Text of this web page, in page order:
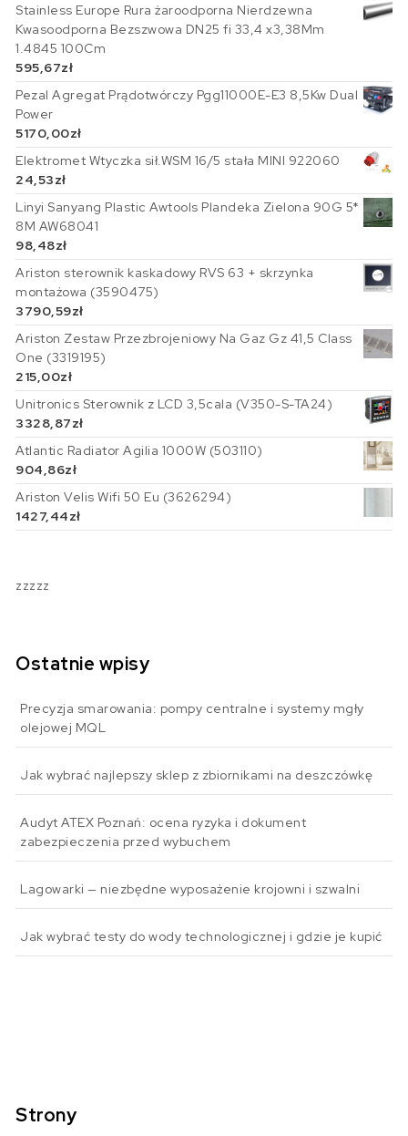
Stainless Europe Rura żaroodporna Nierdzewna
Kwasoodporna Bezszwowa DN25 fi 33,4 x3,38Mm
1.4845 100Cm
595,67zł
Pezal Agregat Prądotwórczy Pgg11000E-E3 8,5Kw Dual
Power
5170,00zł
Elektromet Wtyczka sił.WSM 16/5 stała MINI 922060
24,53zł
Linyi Sanyang Plastic Awtools Plandeka Zielona 90G 5*
8M AW68041
98,48zł
Ariston sterownik kaskadowy RVS 63 + skrzynka
montażowa (3590475)
3790,59zł
Ariston Zestaw Przezbrojeniowy Na Gaz Gz 41,5 Class
One (3319195)
215,00zł
Unitronics Sterownik z LCD 3,5cala (V350-S-TA24)
3328,87zł
Atlantic Radiator Agilia 1000W (503110)
904,86zł
Ariston Velis Wifi 50 Eu (3626294)
1427,44zł
zzzzz
Ostatnie wpisy
Precyzja smarowania: pompy centralne i systemy mgły
olejowej MQL
Jak wybrać najlepszy sklep z zbiornikami na deszczówkę
Audyt ATEX Poznań: ocena ryzyka i dokument
zabezpieczenia przed wybuchem
Lagowarki — niezbędne wyposażenie krojowni i szwalni
Jak wybrać testy do wody technologicznej i gdzie je kupić
Strony